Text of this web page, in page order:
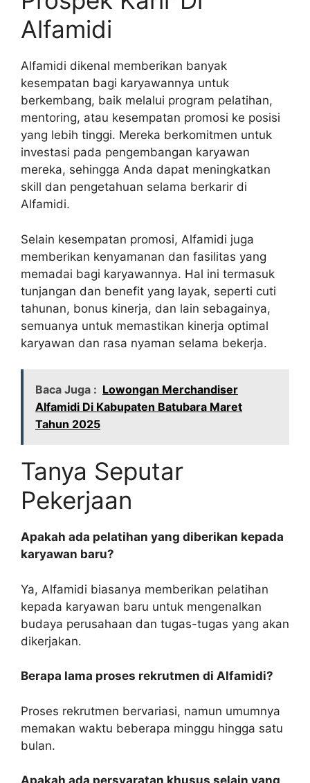
Alfamidi
Alfamidi dikenal memberikan banyak
kesempatan bagi karyawannya untuk
berkembang, baik melalui program pelatihan,
mentoring, atau kesempatan promosi ke posisi
yang lebih tinggi. Mereka berkomitmen untuk
investasi pada pengembangan karyawan
mereka, sehingga Anda dapat meningkatkan
skill dan pengetahuan selama berkarir di
Alfamidi.
Selain kesempatan promosi, Alfamidi juga
memberikan kenyamanan dan fasilitas yang
memadai bagi karyawannya. Hal ini termasuk
tunjangan dan benefit yang layak, seperti cuti
tahunan, bonus kinerja, dan lain sebagainya,
semuanya untuk memastikan kinerja optimal
karyawan dan rasa nyaman selama bekerja.
Baca Juga : Lowongan Merchandiser
Alfamidi Di Kabupaten Batubara Maret
Tahun 2025
Tanya Seputar
Pekerjaan
Apakah ada pelatihan yang diberikan kepada
karyawan baru?
Ya, Alfamidi biasanya memberikan pelatihan
kepada karyawan baru untuk mengenalkan
budaya perusahaan dan tugas-tugas yang akan
dikerjakan.
Berapa lama proses rekrutmen di Alfamidi?
Proses rekrutmen bervariasi, namun umumnya
memakan waktu beberapa minggu hingga satu
bulan.